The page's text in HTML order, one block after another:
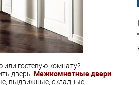
гостевую комнату?
дверь. Межкомнатные двери
выдвижные, складные,